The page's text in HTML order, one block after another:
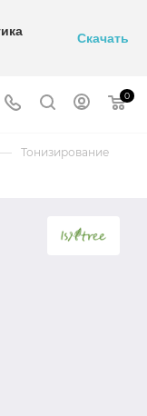
0
— Тонизирование
Скачать